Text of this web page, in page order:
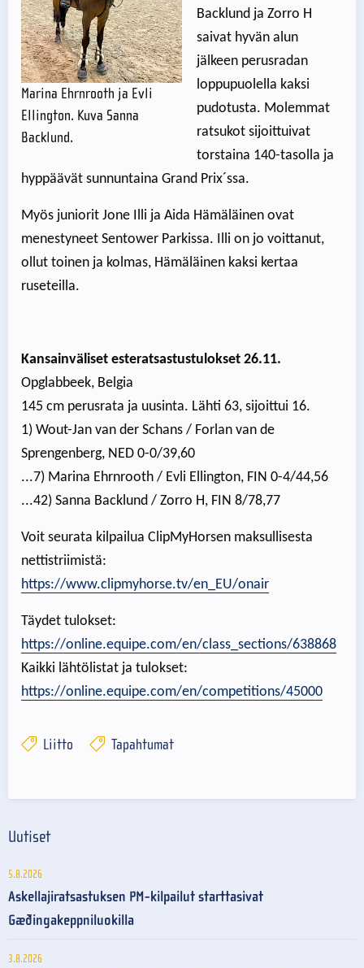
Marina Ehrnrooth ja Evli
Ellington. Kuva Sanna
Backlund.
Backlund ja Zorro H
saivat hyvän alun
jälkeen perusradan
loppupuolella kaksi
pudotusta. Molemmat
ratsukot sijoittuivat
torstaina 140-tasolla ja
hyppäävät sunnuntaina Grand Prix´ssa.
Myös juniorit Jone Illi ja Aida Hämäläinen ovat
menestyneet Sentower Parkissa. Illi on jo voittanut,
ollut toinen ja kolmas, Hämäläinen kaksi kertaa
ruseteilla.
Kansainväliset esteratsastustulokset 26.11.
Opglabbeek, Belgia
145 cm perusrata ja uusinta. Lähti 63, sijoittui 16.
1) Wout-Jan van der Schans / Forlan van de
Sprengenberg, NED 0-0/39,60
...7) Marina Ehrnrooth / Evli Ellington, FIN 0-4/44,56
...42) Sanna Backlund / Zorro H, FIN 8/78,77
Voit seurata kilpailua ClipMyHorsen maksullisesta
nettistriimistä:
https://www.clipmyhorse.tv/en_EU/onair
Täydet tulokset:
https://online.equipe.com/en/class_sections/638868
Kaikki lähtölistat ja tulokset:
https://online.equipe.com/en/competitions/45000
Liitto Tapahtumat
Uutiset
5.8.2026
Askellajiratsastuksen PM-kilpailut starttasivat
Gæðingakeppniluokilla
3.8.2026